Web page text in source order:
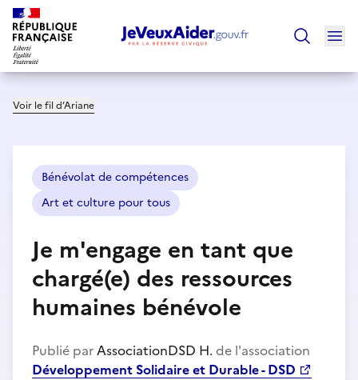
Voir le fil d’Ariane
Bénévolat de compétences
Art et culture pour tous
Je m'engage en tant que
chargé(e) des ressources
humaines bénévole
Publié parAssociationDSD H. de l'association
Développement Solidaire et Durable - DSD